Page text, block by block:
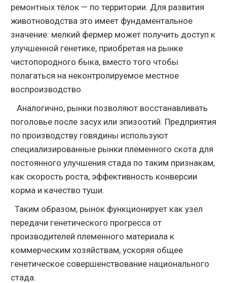
ремонтных тёлок — по территории. Для развития
животноводства это имеет фундаментальное
значение: мелкий фермер может получить доступ к
улучшенной генетике, приобретая на рынке
чистопородного быка, вместо того чтобы
полагаться на неконтролируемое местное
воспроизводство.
Аналогично, рынки позволяют восстанавливать
поголовье после засух или эпизоотий. Предприятия
по производству говядины используют
специализированные рынки племенного скота для
постоянного улучшения стада по таким признакам,
как скорость роста, эффективность конверсии
корма и качество туши.
Таким образом, рынок функционирует как узел
передачи генетического прогресса от
производителей племенного материала к
коммерческим хозяйствам, ускоряя общее
генетическое совершенствование национального
стада.